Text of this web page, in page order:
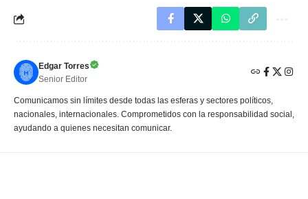
Edgar Torres
Senior Editor
Comunicamos sin límites desde todas las esferas y sectores políticos,
nacionales, internacionales. Comprometidos con la responsabilidad social,
ayudando a quienes necesitan comunicar.